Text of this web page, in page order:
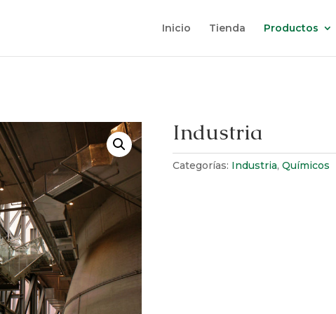
Inicio Tienda Productos
Industria
Categorías: Industria, Químicos